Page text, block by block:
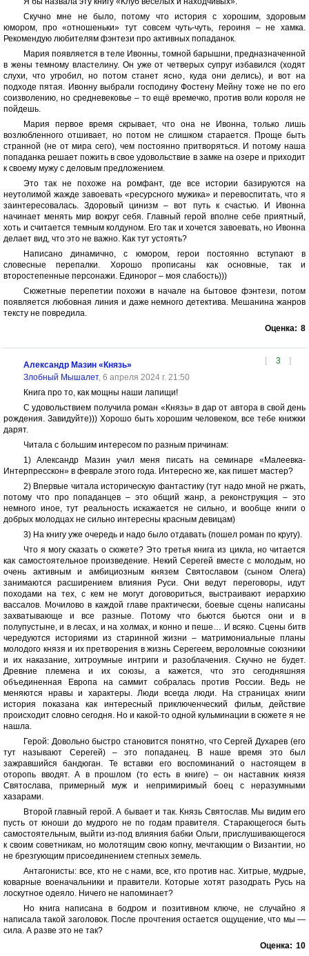
Скучно мне не было, потому что история с хорошим, здоровым
юмором, про «отношеньки» тут совсем чуть-чуть, героиня – не хамка.
Рекомендую любителям фэнтези про активных попаданок.
Мария появляется в теле Ивонны, томной барышни, предназначенной
в жены темному властелину. Он уже от четверых супруг избавился (ходят
слухи, что угробил, но потом станет ясно, куда они делись), и вот на
подходе пятая. Ивонну выбрали господину Фостену Мейну тоже не по его
соизволению, но средневековье – то ещё времечко, против воли короля не
пойдешь.
Мария первое время скрывает, что она не Ивонна, только лишь
возлюбленного отшивает, но потом не слишком старается. Проще быть
странной (не от мира сего), чем постоянно притворяться. И потому наша
попаданка решает пожить в свое удовольствие в замке на озере и приходит
к своему мужу с деловым предложением.
Это так не похоже на ромфант, где все истории базируются на
неутолимой жажде завоевать «ресурсного мужика» и перевоспитать, что я
заинтересовалась. Здоровый цинизм – вот путь к счастью. И Ивонна
начинает менять мир вокруг себя. Главный герой вполне себе приятный,
хоть и считается темным колдуном. Его так и хочется завоевать, но Ивонна
делает вид, что это не важно. Как тут устоять?
Написано динамично, с юмором, герои постоянно вступают в
словесные перепалки. Хорошо прописаны как основные, так и
второстепенные персонажи. Единорог – моя слабость)))
Сюжетные перепетии похожи в начале на бытовое фэнтези, потом
появляется любовная линия и даже немного детектива. Мешанина жанров
тексту не повредила.
Оценка: 8
[ 3 ]
Александр Мазин «Князь»
Злобный Мышалет, 6 апреля 2024 г. 21:50
Книга про то, как мощны наши лапищи!
С удовольствием получила роман «Князь» в дар от автора в свой день
рождения. Завидуйте))) Хорошо быть хорошим человеком, все тебе книжки
дарят.
Читала с большим интересом по разным причинам:
1) Александр Мазин учил меня писать на семинаре «Малеевка-
Интерпресскон» в феврале этого года. Интересно же, как пишет мастер?
2) Впервые читала историческую фантастику (тут надо мной не ржать,
потому что про попаданцев – это общий жанр, а реконструкция – это
немного иное, тут реальность искажается не сильно, и вообще книги о
добрых молодцах не сильно интересны красным девицам)
3) На книгу уже очередь и надо было отдавать (пошел роман по кругу).
Что я могу сказать о сюжете? Это третья книга из цикла, но читается
как самостоятельное произведение. Некий Серегей вместе с молодым, но
очень активным и амбициозным князем Святославом (сыном Олега)
занимаются расширением влияния Руси. Они ведут переговоры, идут
походами на тех, с кем не могут договориться, выстраивают иерархию
вассалов. Мочилово в каждой главе практически, боевые сцены написаны
захватывающе и все разные. Потому что бьются бьются они и в
полупустыне, и в лесах, и на холмах, и конно и пеше… И всяко. Сцены битв
чередуются историями из старинной жизни – матримониальные планы
молодого князя и их претворения в жизнь Серегеем, вероломные союзники
и их наказание, хитроумные интриги и разоблачения. Скучно не будет.
Древние племена и их союзы, а кажется, что это сегодняшняя
объединенная Европа на саммит собралась против России. Ведь не
меняются нравы и характеры. Люди всегда люди. На страницах книги
история показана как интересный приключенческий фильм, действие
происходит словно сегодня. Но и какой-то одной кульминации в сюжете я не
нашла.
Герой: Довольно быстро становится понятно, что Сергей Духарев (его
тут называют Серегей) – это попаданец. В наше время это был
зажравшийся бандюган. Те вставки его воспоминаний о настоящем в
оторопь вводят. А в прошлом (то есть в книге) – он наставник князя
Святослава, примерный муж и непримиримый боец с неразумными
хазарами.
Второй главный герой. А бывает и так. Князь Святослав. Мы видим его
пусть от юноши до мудрого не по годам правителя. Старающегося быть
самостоятельным, выйти из-под влияния бабки Ольги, прислушивающегося
к своим советникам, но молотящим свою копну, мечтающим о Византии, но
не брезгующим присоединением степных земель.
Антагонисты: все, кто не с нами, все, кто против нас. Хитрые, мудрые,
коварные военачальники и правители. Которые хотят разодрать Русь на
лоскутное одеяло. Ничего не напоминает?
Но книга написана в бодром и позитивном ключе, не случайно я
написала такой заголовок. После прочтения остается ощущение, что мы —
сила. А разве это не так?
Оценка: 10